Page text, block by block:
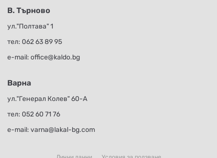
В. Търново
ул."Полтава" 1
тел: 062 63 89 95
е-mail: office@kaldo.bg
Варна
ул."Генерал Колев" 60-А
тел: 052 60 71 76
е-mail: varna@lakal-bg.com